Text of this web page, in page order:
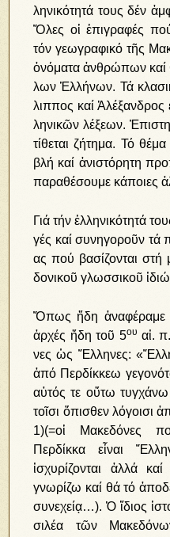
λη­νι­κό­τη­τά τους δέν
Ὅ­λες οἱ ἐ­πι­γρα­φές
τόν γε­ω­γρα­φι­κό τῆς
ὀ­νό­μα­τα ἀν­θρώ­πων καί
λων Ἑλ­λή­νων. Τά
λιπ­πος καί Ἀ­λέ­ξαν­δρος
λη­νι­κῶν λέ­ξε­ων.
τί­θε­ται ζή­τη­μα. Τό
βλή καί ἀ­νι­στό­ρη­τη
πα­ρα­θέ­σου­με κά­ποι­ες
Γιά τήν ἑλ­λη­νι­κό­τη­τά
γές καί συ­νη­γο­ροῦν τά
ας πού βα­σί­ζον­ται στή
δο­νι­κοῦ γλωσ­σι­κοῦ
Ὅ­πως ἤ­δη ἀ­να­φέ­ρα­με
ἀρ­χές ἤ­δη τοῦ 5ου αἰ.
νες ὡς Ἕλ­λη­νες:
ἀ­πό Περ­δίκ­κεω
αὐ­τός τε οὕ­τω τυγ­χά­νω
τοῖσι ὄ­πι­σθεν λόγοισι
1)(=οἱ Μακεδόνες
Περδίκκα εἶναι
ἰσχυρίζονται ἀλλά
γνωρίζω καί θά τό
συνεχείᾳ…). Ὁ ἴ­διος
σι­λέ­α τῶν